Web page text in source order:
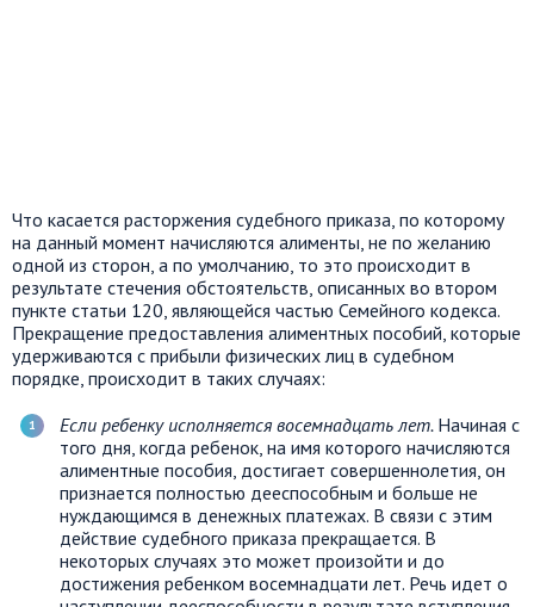
Что касается расторжения судебного приказа, по которому
на данный момент начисляются алименты, не по желанию
одной из сторон, а по умолчанию, то это происходит в
результате стечения обстоятельств, описанных во втором
пункте статьи 120, являющейся частью Семейного кодекса.
Прекращение предоставления алиментных пособий, которые
удерживаются с прибыли физических лиц в судебном
порядке, происходит в таких случаях:
Если ребенку исполняется восемнадцать лет. Начиная с
того дня, когда ребенок, на имя которого начисляются
алиментные пособия, достигает совершеннолетия, он
признается полностью дееспособным и больше не
нуждающимся в денежных платежах. В связи с этим
действие судебного приказа прекращается. В
некоторых случаях это может произойти и до
достижения ребенком восемнадцати лет. Речь идет о